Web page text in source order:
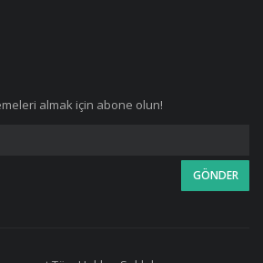
almak için abone olun!